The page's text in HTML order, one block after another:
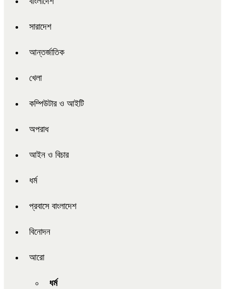
সারাদেশ
আন্তর্জাতিক
খেলা
কম্পিউটার ও আইটি
অপরাধ
আইন ও বিচার
ধর্ম
প্রবাসে বাংলাদেশ
বিনোদন
আরো
ধর্ম